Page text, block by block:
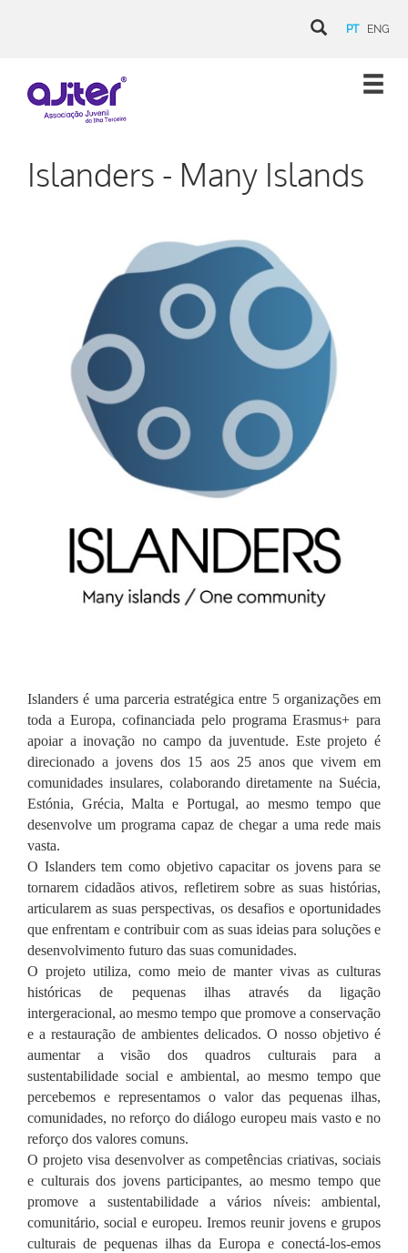
PT ENG
Islanders - Many Islands
Islanders é uma parceria estratégica entre 5 organizações em
toda a Europa, cofinanciada pelo programa Erasmus+ para
apoiar a inovação no campo da juventude. Este projeto é
direcionado a jovens dos 15 aos 25 anos que vivem em
comunidades insulares, colaborando diretamente na Suécia,
Estónia, Grécia, Malta e Portugal, ao mesmo tempo que
desenvolve um programa capaz de chegar a uma rede mais
vasta.
O Islanders tem como objetivo capacitar os jovens para se
tornarem cidadãos ativos, refletirem sobre as suas histórias,
articularem as suas perspectivas, os desafios e oportunidades
que enfrentam e contribuir com as suas ideias para soluções e
desenvolvimento futuro das suas comunidades.
O projeto utiliza, como meio de manter vivas as culturas
históricas de pequenas ilhas através da ligação
intergeracional, ao mesmo tempo que promove a conservação
e a restauração de ambientes delicados. O nosso objetivo é
aumentar a visão dos quadros culturais para a
sustentabilidade social e ambiental, ao mesmo tempo que
percebemos e representamos o valor das pequenas ilhas,
comunidades, no reforço do diálogo europeu mais vasto e no
reforço dos valores comuns.
O projeto visa desenvolver as competências criativas, sociais
e culturais dos jovens participantes, ao mesmo tempo que
promove a sustentabilidade a vários níveis: ambiental,
comunitário, social e europeu. Iremos reunir jovens e grupos
culturais de pequenas ilhas da Europa e conectá-los-emos